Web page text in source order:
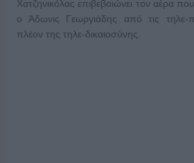
Χατζηνικόλας επιβεβαιώνει τον αέρα
ο Άδωνις Γεωργιάδης από τις τηλε-
πλέον της τηλε-δικαιοσύνης.